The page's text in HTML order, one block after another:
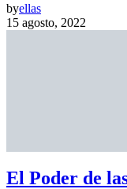
byellas
15 agosto, 2022
El Poder de